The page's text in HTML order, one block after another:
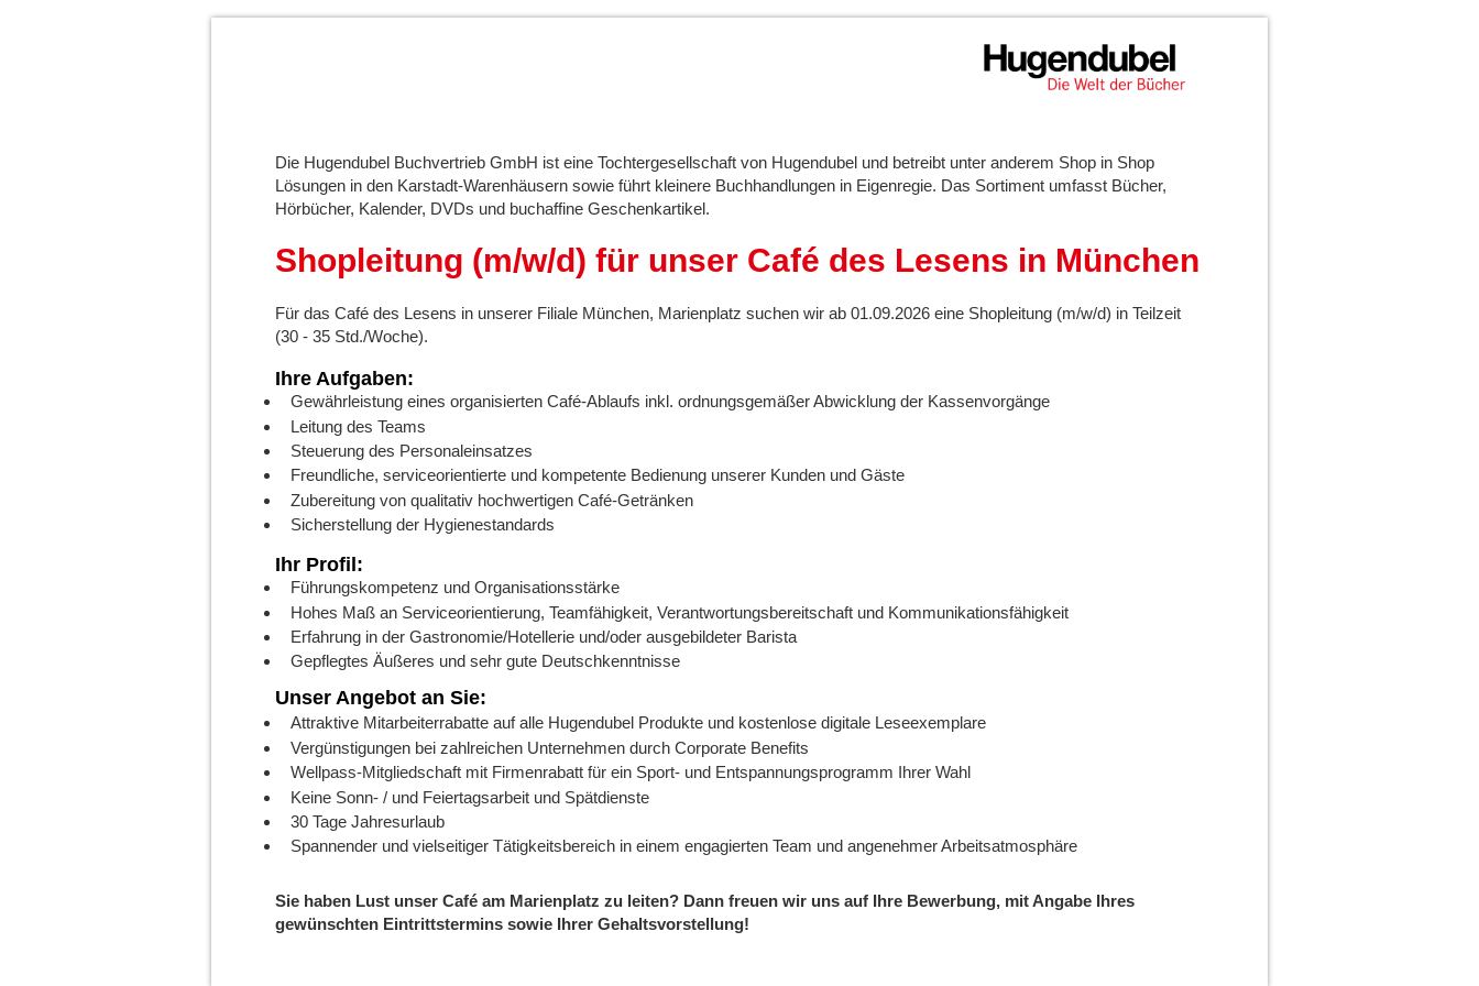
Die Hugendubel Buchvertrieb GmbH ist eine Tochtergesellschaft von Hugendubel und betreibt unter anderem Shop in Shop
Lösungen in den Karstadt-Warenhäusern sowie führt kleinere Buchhandlungen in Eigenregie. Das Sortiment umfasst Bücher,
Hörbücher, Kalender, DVDs und buchaffine Geschenkartikel.
Shopleitung (m/w/d) für unser Café des Lesens in München
Für das Café des Lesens in unserer Filiale München, Marienplatz suchen wir ab 01.09.2026 eine Shopleitung (m/w/d) in Teilzeit
(30 - 35 Std./Woche).
Ihre Aufgaben:
Gewährleistung eines organisierten Café-Ablaufs inkl. ordnungsgemäßer Abwicklung der Kassenvorgänge
Leitung des Teams
Steuerung des Personaleinsatzes
Freundliche, serviceorientierte und kompetente Bedienung unserer Kunden und Gäste
Zubereitung von qualitativ hochwertigen Café-Getränken
Sicherstellung der Hygienestandards
Ihr Profil:
Führungskompetenz und Organisationsstärke
Hohes Maß an Serviceorientierung, Teamfähigkeit, Verantwortungsbereitschaft und Kommunikationsfähigkeit
Erfahrung in der Gastronomie/Hotellerie und/oder ausgebildeter Barista
Gepflegtes Äußeres und sehr gute Deutschkenntnisse
Unser Angebot an Sie:
Attraktive Mitarbeiterrabatte auf alle Hugendubel Produkte und kostenlose digitale Leseexemplare
Vergünstigungen bei zahlreichen Unternehmen durch Corporate Benefits
Wellpass-Mitgliedschaft mit Firmenrabatt für ein Sport- und Entspannungsprogramm Ihrer Wahl
Keine Sonn- / und Feiertagsarbeit und Spätdienste
30 Tage Jahresurlaub
Spannender und vielseitiger Tätigkeitsbereich in einem engagierten Team und angenehmer Arbeitsatmosphäre
Sie haben Lust unser Café am Marienplatz zu leiten? Dann freuen wir uns auf Ihre Bewerbung, mit Angabe Ihres
gewünschten Eintrittstermins sowie Ihrer Gehaltsvorstellung!